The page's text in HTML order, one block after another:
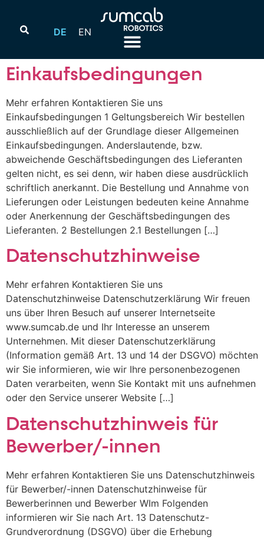
DE EN
Einkaufsbedingungen
Mehr erfahren Kontaktieren Sie uns
Einkaufsbedingungen 1 Geltungsbereich Wir bestellen
ausschließlich auf der Grundlage dieser Allgemeinen
Einkaufsbedingungen. Anderslautende, bzw.
abweichende Geschäftsbedingungen des Lieferanten
gelten nicht, es sei denn, wir haben diese ausdrücklich
schriftlich anerkannt. Die Bestellung und Annahme von
Lieferungen oder Leistungen bedeuten keine Annahme
oder Anerkennung der Geschäftsbedingungen des
Lieferanten. 2 Bestellungen 2.1 Bestellungen […]
Datenschutzhinweise
Mehr erfahren Kontaktieren Sie uns
Datenschutzhinweise Datenschutzerklärung Wir freuen
uns über Ihren Besuch auf unserer Internetseite
www.sumcab.de und Ihr Interesse an unserem
Unternehmen. Mit dieser Datenschutzerklärung
(Information gemäß Art. 13 und 14 der DSGVO) möchten
wir Sie informieren, wie wir Ihre personenbezogenen
Daten verarbeiten, wenn Sie Kontakt mit uns aufnehmen
oder den Service unserer Website […]
Datenschutzhinweis für
Bewerber/-innen
Mehr erfahren Kontaktieren Sie uns Datenschutzhinweis
für Bewerber/-innen Datenschutzhinweise für
Bewerberinnen und Bewerber WIm Folgenden
informieren wir Sie nach Art. 13 Datenschutz-
Grundverordnung (DSGVO) über die Erhebung